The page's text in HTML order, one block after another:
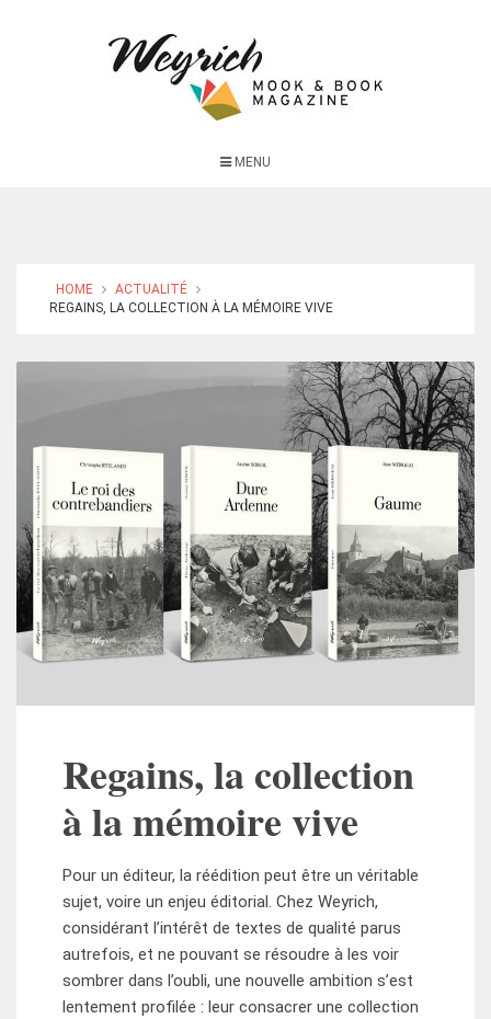
MENU
HOME
ACTUALITÉ
REGAINS, LA COLLECTION À LA MÉMOIRE VIVE
Regains, la collection
à la mémoire vive
Pour un éditeur, la réédition peut être un véritable
sujet, voire un enjeu éditorial. Chez Weyrich,
considérant l’intérêt de textes de qualité parus
autrefois, et ne pouvant se résoudre à les voir
sombrer dans l’oubli, une nouvelle ambition s’est
lentement profilée : leur consacrer une collection